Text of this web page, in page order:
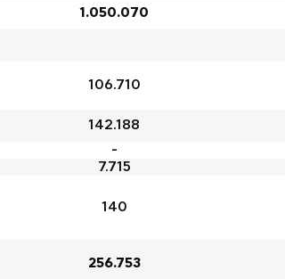
1.050.070
106.710
142.188
-
7.715
140
256.753